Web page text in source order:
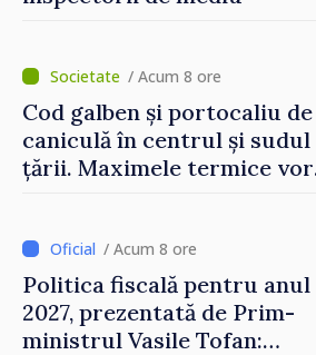
/ Acum 8 ore
Cod galben și portocaliu de
caniculă în centrul și sudul
țării. Maximele termice vor
/ Acum 8 ore
Politica fiscală pentru anul
2027, prezentată de Prim-
ministrul Vasile Tofan: